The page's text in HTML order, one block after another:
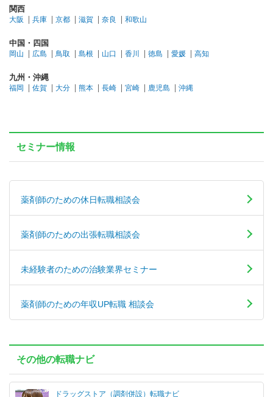
関西
大阪 兵庫 京都 滋賀 奈良 和歌山
中国・四国
岡山 広島 鳥取 島根 山口 香川 徳島 愛媛 高知
九州・沖縄
福岡 佐賀 大分 熊本 長崎 宮崎 鹿児島 沖縄
セミナー情報
薬剤師のための休日転職相談会
薬剤師のための出張転職相談会
未経験者のための治験業界セミナー
薬剤師のための年収UP転職 相談会
その他の転職ナビ
ドラッグストア（調剤併設）転職ナビ